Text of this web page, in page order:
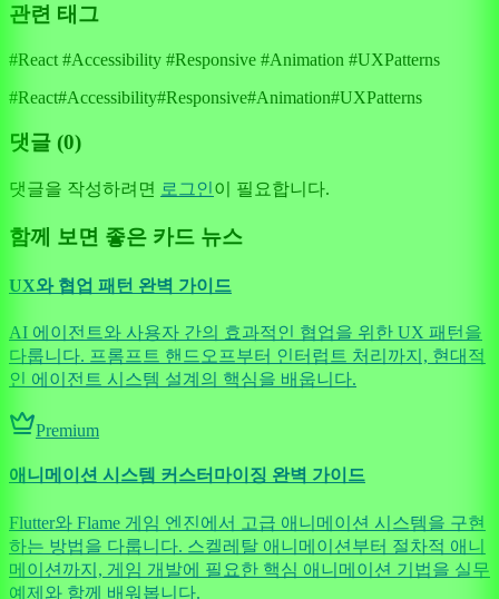
관련 태그
#React #Accessibility #Responsive #Animation #UXPatterns
#React#Accessibility#Responsive#Animation#UXPatterns
댓글 (0)
댓글을 작성하려면 로그인 이 필요합니다.
함께 보면 좋은 카드 뉴스
UX와 협업 패턴 완벽 가이드
AI 에이전트와 사용자 간의 효과적인 협업을 위한 UX 패턴을
다룹니다. 프롬프트 핸드오프부터 인터럽트 처리까지, 현대적
인 에이전트 시스템 설계의 핵심을 배웁니다.
Premium
애니메이션 시스템 커스터마이징 완벽 가이드
Flutter와 Flame 게임 엔진에서 고급 애니메이션 시스템을 구현
하는 방법을 다룹니다. 스켈레탈 애니메이션부터 절차적 애니
메이션까지, 게임 개발에 필요한 핵심 애니메이션 기법을 실무
예제와 함께 배워봅니다.